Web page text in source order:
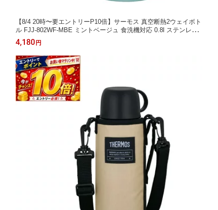
【8/4 20時〜要エントリーP10倍】サーモス 真空断熱2ウェイボト
ル FJJ-802WF-MBE ミントベージュ 食洗機対応 0.8l ステンレス
ボトル 水筒
4,180円